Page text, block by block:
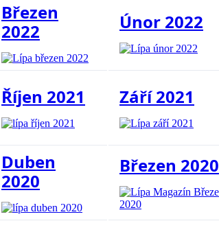
Březen
2022
Únor 2022
Říjen 2021 Září 2021
Duben
2020
Březen 2020